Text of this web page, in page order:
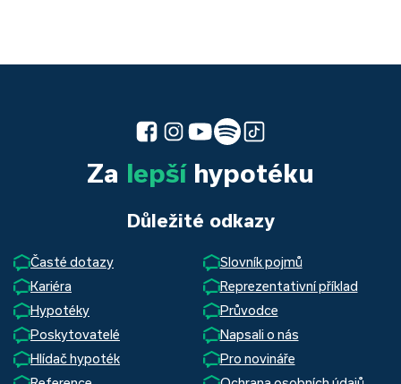
Za lepšíhypotéku
Důležité odkazy
Časté dotazy
Slovník pojmů
Kariéra
Reprezentativní příklad
Hypotéky
Průvodce
Poskytovatelé
Napsali o nás
Hlídač hypoték
Pro novináře